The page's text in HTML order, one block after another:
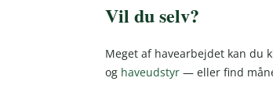
Vil du selv?
Meget af havearbejdet kan du
og haveudstyr — eller find